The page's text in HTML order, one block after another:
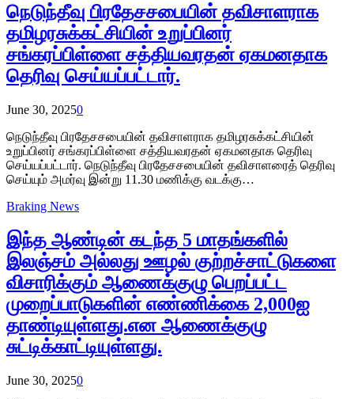
நெடுந்தீவு பிரதேசசபையின் தவிசாளராக
தமிழரசுக்கட்சியின் உறுப்பினர்
சங்கரப்பிள்ளை சத்தியவரதன் ஏகமனதாக
தெரிவு செய்யப்பட்டார்.
June 30, 20250
நெடுந்தீவு பிரதேசசபையின் தவிசாளராக தமிழரசுக்கட்சியின்
உறுப்பினர் சங்கரப்பிள்ளை சத்தியவரதன் ஏகமனதாக தெரிவு
செய்யப்பட்டார். நெடுந்தீவு பிரதேசசபையின் தவிசாளரைத் தெரிவு
செய்யும் அமர்வு இன்று 11.30 மணிக்கு வடக்கு…
Braking News
இந்த ஆண்டின் கடந்த 5 மாதங்களில்
இலஞ்சம் அல்லது ஊழல் குற்றச்சாட்டுகளை
விசாரிக்கும் ஆணைக்குழு பெறப்பட்ட
முறைப்பாடுகளின் எண்ணிக்கை 2,000ஐ
தாண்டியுள்ளது.என ஆணைக்குழு
சுட்டிக்காட்டியுள்ளது.
June 30, 20250